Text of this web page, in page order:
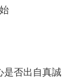
是否出自真誠